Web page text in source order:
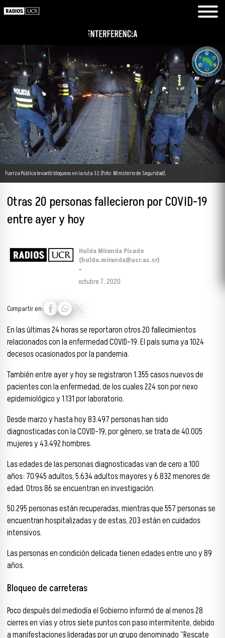
Fuerza Pública levantó bloqueos en la ruta 32. (Foto: Ministerio de Seguridad).
Otras 20 personas fallecieron por COVID-19
entre ayer y hoy
Hulda Miranda Picado
(hulda.miranda@ucr.ac.cr)
-
octubre 7, 2020
Compartir en:
En las últimas 24 horas se reportaron otros 20 fallecimientos
relacionados con la enfermedad COVID-19. El país suma ya 1024
decesos ocasionados por la pandemia.
También entre ayer y hoy se registraron 1.355 casos nuevos de
pacientes con la enfermedad, de los cuales 224 son por nexo
epidemiológico y 1.131 por laboratorio.
Desde marzo y hasta hoy 83.497 personas han sido
diagnosticadas con la COVID-19, por género, se trata de 40.005
mujeres y 43.492 hombres.
Las edades de las personas diagnosticadas van de cero a 100
años: 70.945 adultos, 5.634 adultos mayores y 6.832 menores de
edad. Otros 86 se encuentran en investigación.
50.295 personas están recuperadas, mientras que 557 personas se
encuentran hospitalizadas y de estas, 203 están en cuidados
intensivos.
Las personas en condición delicada tienen edades entre uno y 89
años.
Bloqueo de carreteras
Poco después del mediodía el Gobierno informó de al menos 28
cierres en vías y otros siete puntos con paso intermitente, debido
a manifestaciones lideradas por un grupo denominado “Rescate